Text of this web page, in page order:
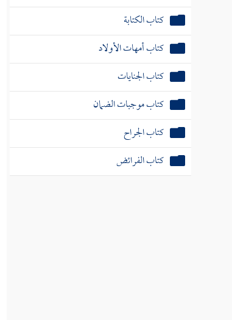
كتاب الكتابة
كتاب أمهات الأولاد
كتاب الجنايات
كتاب موجبات الضمان
كتاب الجراح
كتاب الفرائض